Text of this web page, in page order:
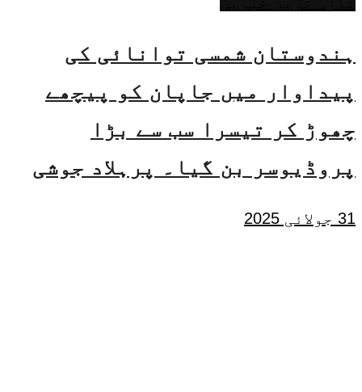
ہندوستان شمسی توانائی کی
پیداوار میں جاپان کو پیچھے
چھوڑ کر تیسرا سب سے بڑا
پروڈیوسر بن گیا۔ پرہلاد جوشی
31 جولائی 2025